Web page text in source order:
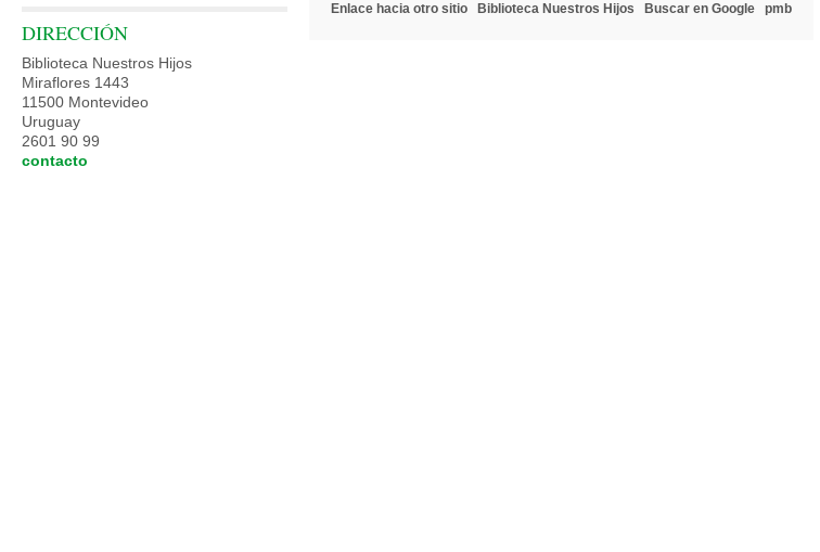
Enlace hacia otro sitio Biblioteca Nuestros Hijos Buscar en Google pmb
DIRECCIÓN
Biblioteca Nuestros Hijos
Miraflores 1443
11500 Montevideo
Uruguay
2601 90 99
contacto